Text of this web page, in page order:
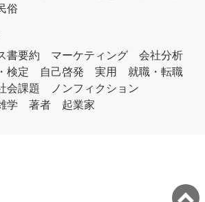
俗
書要約 マーケティング
会社分析
検定 自己啓発 実用
就職・転職
会課題
ノンフィクション
学 著者 起業家